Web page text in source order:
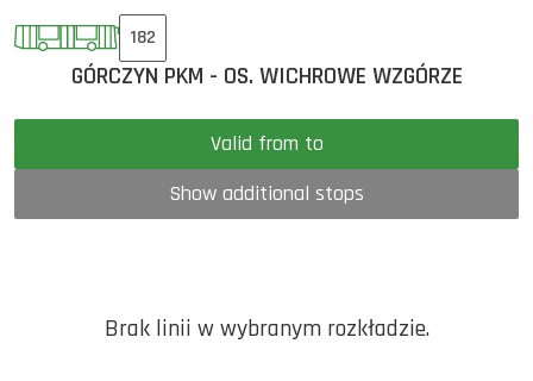
182
GÓRCZYN PKM - OS. WICHROWE WZGÓRZE
Valid from to
Show additional stops
Brak linii w wybranym rozkładzie.